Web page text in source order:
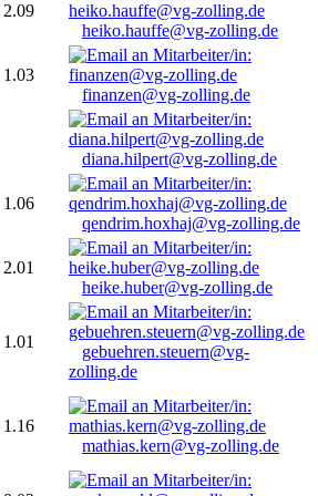
2.09
heiko.hauffe@vg-zolling.de
1.03
finanzen@vg-zolling.de
diana.hilpert@vg-zolling.de
1.06
qendrim.hoxhaj@vg-zolling.de
2.01
heike.huber@vg-zolling.de
1.01
gebuehren.steuern@vg-
zolling.de
1.16
mathias.kern@vg-zolling.de